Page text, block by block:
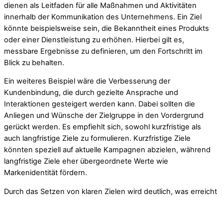
dienen als Leitfaden für alle Maßnahmen und Aktivitäten
innerhalb der Kommunikation des Unternehmens. Ein Ziel
könnte beispielsweise sein, die Bekanntheit eines Produkts
oder einer Dienstleistung zu erhöhen. Hierbei gilt es,
messbare Ergebnisse zu definieren, um den Fortschritt im
Blick zu behalten.
Ein weiteres Beispiel wäre die Verbesserung der
Kundenbindung, die durch gezielte Ansprache und
Interaktionen gesteigert werden kann. Dabei sollten die
Anliegen und Wünsche der Zielgruppe in den Vordergrund
gerückt werden. Es empfiehlt sich, sowohl kurzfristige als
auch langfristige Ziele zu formulieren. Kurzfristige Ziele
könnten speziell auf aktuelle Kampagnen abzielen, während
langfristige Ziele eher übergeordnete Werte wie
Markenidentität fördern.
Durch das Setzen von klaren Zielen wird deutlich, was erreicht